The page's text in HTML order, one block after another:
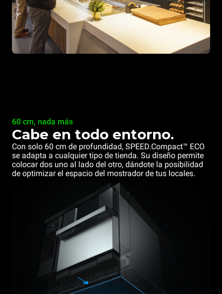
60 cm, nada más
Cabe en todo entorno.
Con solo 60 cm de profundidad, SPEED.Compact™ ECO
se adapta a cualquier tipo de tienda. Su diseño permite
colocar dos uno al lado del otro, dándote la posibilidad
de optimizar el espacio del mostrador de tus locales.